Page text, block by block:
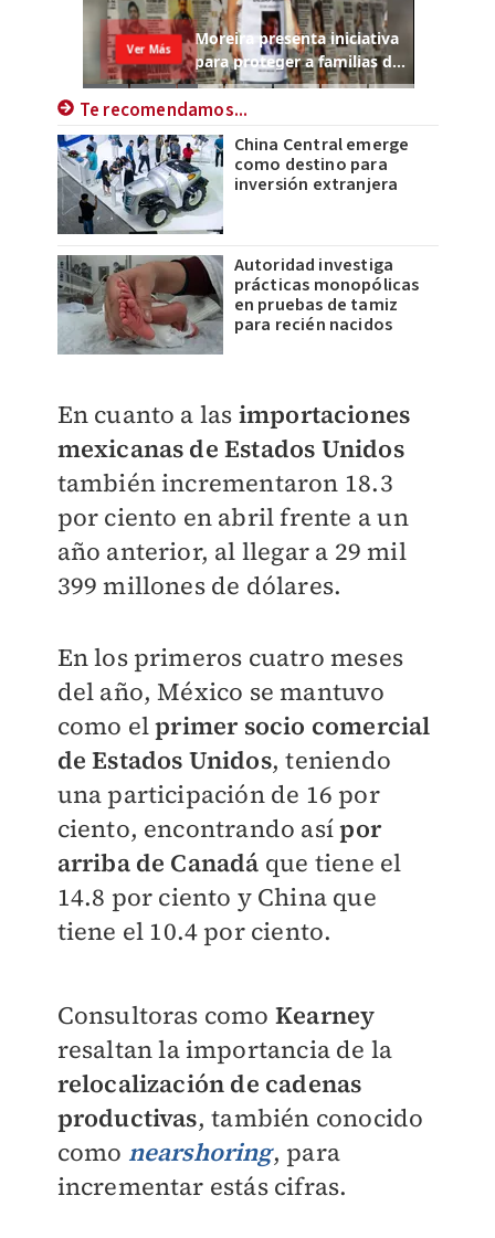
Te recomendamos...
China Central emerge
como destino para
inversión extranjera
Autoridad investiga
prácticas monopólicas
en pruebas de tamiz
para recién nacidos
En cuanto a las importaciones
mexicanas de Estados Unidos
también incrementaron 18.3
por ciento en abril frente a un
año anterior, al llegar a 29 mil
399 millones de dólares.
En los primeros cuatro meses
del año, México se mantuvo
como elprimer socio comercial
de Estados Unidos, teniendo
una participación de 16 por
ciento, encontrando asípor
arriba de Canadá que tiene el
14.8 por ciento y China que
tiene el 10.4 por ciento.
Consultoras como Kearney
resaltan la importancia de la
relocalización de cadenas
productivas, también conocido
como nearshoring, para
incrementar estás cifras.